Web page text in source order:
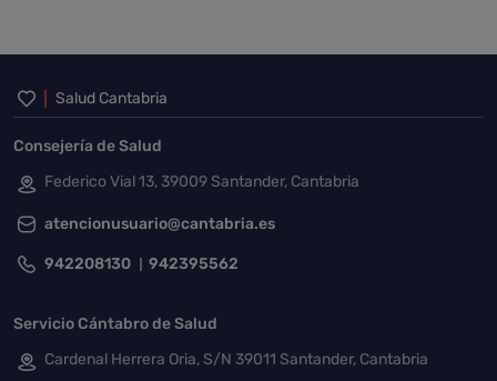
Inicio del pie de página
Salud Cantabria
Consejería de Salud
Federico Vial 13, 39009 Santander, Cantabria
atencionusuario@cantabria.es
942208130 942395562
Servicio Cántabro de Salud
Cardenal Herrera Oria, S/N 39011 Santander, Cantabria